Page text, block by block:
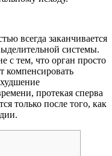
всегда заканчивается
системы.
с тем, что орган просто
компенсировать
протекая сперва
только после того, как